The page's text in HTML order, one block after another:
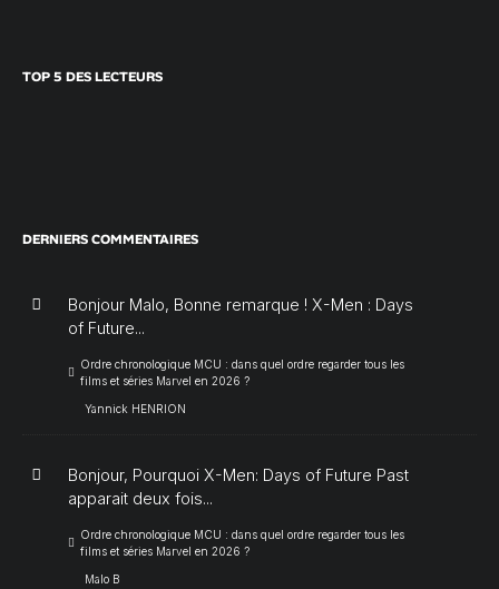
TOP 5 DES LECTEURS
DERNIERS COMMENTAIRES
Bonjour Malo, Bonne remarque ! X-Men : Days
of Future...
Ordre chronologique MCU : dans quel ordre regarder tous les
films et séries Marvel en 2026 ?
Yannick HENRION
Bonjour, Pourquoi X-Men: Days of Future Past
apparait deux fois...
Ordre chronologique MCU : dans quel ordre regarder tous les
films et séries Marvel en 2026 ?
Malo B